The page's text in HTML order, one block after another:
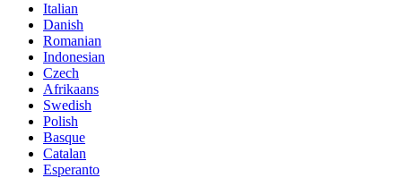
Italian
Danish
Romanian
Indonesian
Czech
Afrikaans
Swedish
Polish
Basque
Catalan
Esperanto